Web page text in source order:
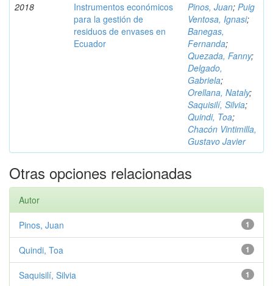
2018
Instrumentos económicos
para la gestión de
residuos de envases en
Ecuador
Pinos, Juan; Puig
Ventosa, Ignasi;
Banegas,
Fernanda;
Quezada, Fanny;
Delgado,
Gabriela;
Orellana, Nataly;
Saquisilí, Silvia;
Quindi, Toa;
Chacón Vintimilla,
Gustavo Javier
Otras opciones relacionadas
Autor
1
Pinos, Juan
1
Quindi, Toa
1
Saquisilí, Silvia